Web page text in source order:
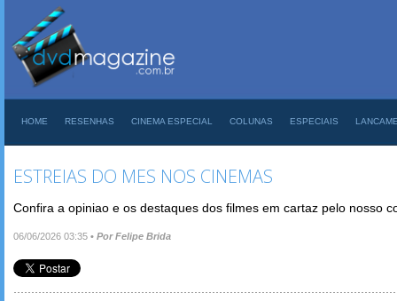
HOME RESENHAS CINEMA ESPECIAL COLUNAS ESPECIAIS
ESTREIAS DO MES NOS CINEMAS
Confira a opiniao e os destaques dos filmes em cartaz pelo nosso
06/06/2026 03:35 • Por Felipe Brida